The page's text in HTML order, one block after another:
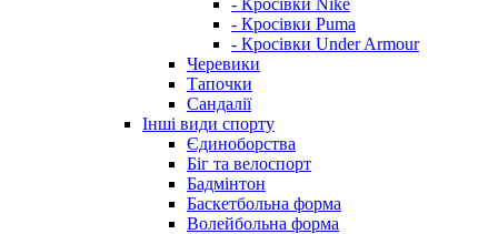
- Кросівки Nike
- Кросівки Puma
- Кросівки Under Armour
Черевики
Тапочки
Сандалії
Інші види спорту
Єдиноборства
Біг та велоспорт
Бадмінтон
Баскетбольна форма
Волейбольна форма